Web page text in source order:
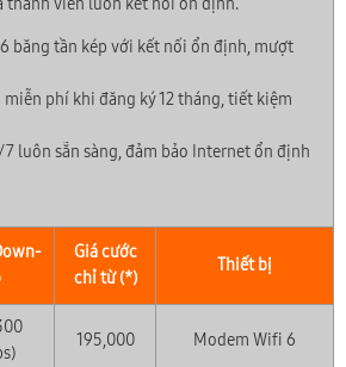
thành viên luôn kết nối ổn định.
băng tần kép với kết nối ổn định, mượt
miễn phí khi đăng ký 12 tháng, tiết kiệm
luôn sẵn sàng, đảm bảo Internet ổn định
Giá cước
chỉ từ (*)
Thiết bị
195,000 Modem Wifi 6